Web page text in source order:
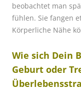
beobachtet man
fühlen. Sie fangen
Körperliche Nähe
Wie sich Dein
Geburt oder